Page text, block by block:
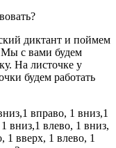
диктант и поймем
Мы с вами будем
На листочке у
будем работать
вправо, 1 вниз,1
вниз,1 влево, 1 вниз,
1 вверх, 1 влево, 1